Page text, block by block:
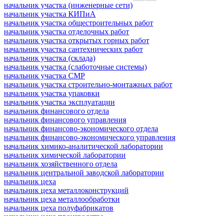
начальник участка (инженерные сети)
начальник участка КИПиА
начальник участка общестроительных работ
начальник участка отделочных работ
начальник участка открытых горных работ
начальник участка сантехнических работ
начальник участка (склада)
начальник участка (слаботочные системы)
начальник участка СМР
начальник участка строительно-монтажных работ
начальник участка упаковки
начальник участка эксплуатации
начальник финансового отдела
начальник финансового управления
начальник финансово-экономического отдела
начальник финансово-экономического управления
начальник химико-аналитической лаборатории
начальник химической лаборатории
начальник хозяйственного отдела
начальник центральной заводской лаборатории
начальник цеха
начальник цеха металлоконструкций
начальник цеха металлообработки
начальник цеха полуфабрикатов